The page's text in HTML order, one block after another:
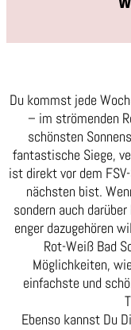
Du kommst jede
– im strömenden
schönsten
fantastische Siege,
ist direkt vor dem
nächsten bist.
sondern auch
enger dazugehören
Rot-Weiß Bad
Möglichkeiten,
einfachste und
Ebenso kannst Du